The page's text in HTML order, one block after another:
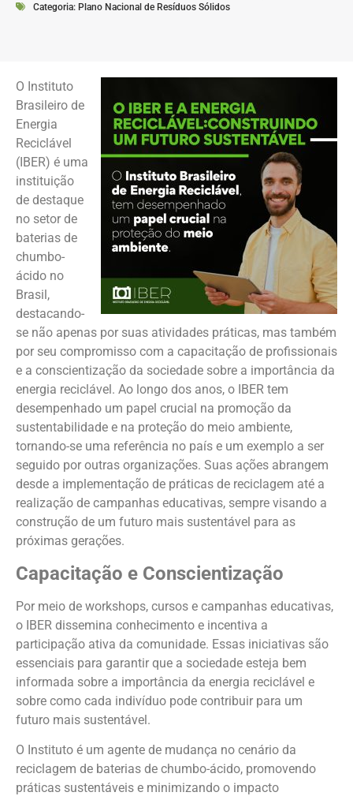
Categoria: Plano Nacional de Resíduos Sólidos
O Instituto
Brasileiro de
Energia
Reciclável
(IBER) é uma
instituição
de destaque
no setor de
baterias de
chumbo-
ácido no
Brasil,
destacando-
se não apenas por suas atividades práticas, mas também
por seu compromisso com a capacitação de profissionais
e a conscientização da sociedade sobre a importância da
energia reciclável. Ao longo dos anos, o IBER tem
desempenhado um papel crucial na promoção da
sustentabilidade e na proteção do meio ambiente,
tornando-se uma referência no país e um exemplo a ser
seguido por outras organizações. Suas ações abrangem
desde a implementação de práticas de reciclagem até a
realização de campanhas educativas, sempre visando a
construção de um futuro mais sustentável para as
próximas gerações.
Capacitação e Conscientização
Por meio de workshops, cursos e campanhas educativas,
o IBER dissemina conhecimento e incentiva a
participação ativa da comunidade. Essas iniciativas são
essenciais para garantir que a sociedade esteja bem
informada sobre a importância da energia reciclável e
sobre como cada indivíduo pode contribuir para um
futuro mais sustentável.
O Instituto é um agente de mudança no cenário da
reciclagem de baterias de chumbo-ácido, promovendo
práticas sustentáveis e minimizando o impacto